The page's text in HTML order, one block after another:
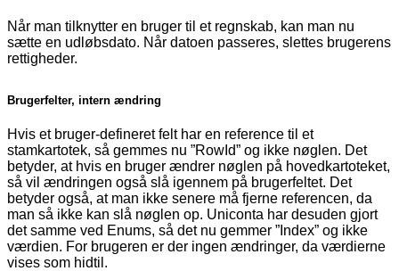
Når man tilknytter en bruger til et regnskab, kan man nu
sætte en udløbsdato. Når datoen passeres, slettes brugerens
rettigheder.
Brugerfelter, intern ændring
Hvis et bruger-defineret felt har en reference til et
stamkartotek, så gemmes nu ”RowId” og ikke nøglen. Det
betyder, at hvis en bruger ændrer nøglen på hovedkartoteket,
så vil ændringen også slå igennem på brugerfeltet. Det
betyder også, at man ikke senere må fjerne referencen, da
man så ikke kan slå nøglen op. Uniconta har desuden gjort
det samme ved Enums, så det nu gemmer ”Index” og ikke
værdien. For brugeren er der ingen ændringer, da værdierne
vises som hidtil.